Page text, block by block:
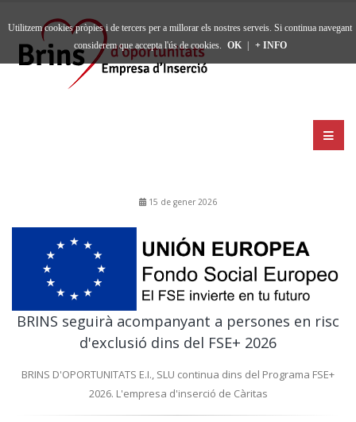
15 de gener 2026
BRINS seguirà acompanyant a persones en risc
d'exclusió dins del FSE+ 2026
BRINS D'OPORTUNITATS E.I., SLU continua dins del Programa FSE+
2026. L'empresa d'inserció de Càritas
Utilitzem cookies pròpies i de tercers per a millorar els nostres serveis. Si continua navegant
considerem que accepta l'ús de cookies. OK + INFO